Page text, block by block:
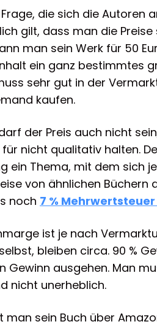
die sich die Autoren
gilt, dass man die
man sein Werk für 50
ein ganz bestimmtes
sehr gut in der
kaufen.
der Preis auch nicht
nicht qualitativ halten.
ein Thema, mit dem sich
von ähnlichen
noch 7 %
ist je nach
bleiben circa. 90 %
Gewinn ausgehen. Man
nicht unerheblich.
man sein Buch über